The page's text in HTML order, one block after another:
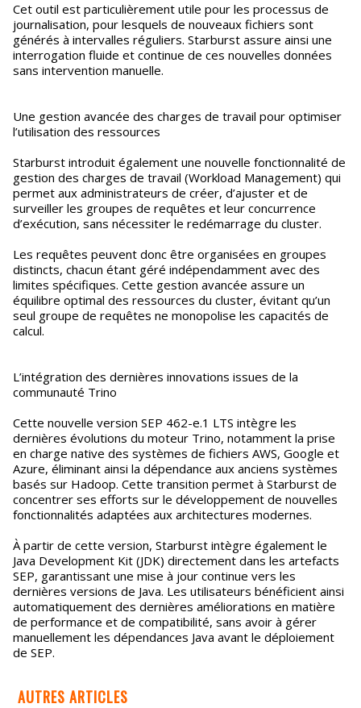
Cet outil est particulièrement utile pour les processus de
journalisation, pour lesquels de nouveaux fichiers sont
générés à intervalles réguliers. Starburst assure ainsi une
interrogation fluide et continue de ces nouvelles données
sans intervention manuelle.
Une gestion avancée des charges de travail pour optimiser
l’utilisation des ressources
Starburst introduit également une nouvelle fonctionnalité de
gestion des charges de travail (Workload Management) qui
permet aux administrateurs de créer, d’ajuster et de
surveiller les groupes de requêtes et leur concurrence
d’exécution, sans nécessiter le redémarrage du cluster.
Les requêtes peuvent donc être organisées en groupes
distincts, chacun étant géré indépendamment avec des
limites spécifiques. Cette gestion avancée assure un
équilibre optimal des ressources du cluster, évitant qu’un
seul groupe de requêtes ne monopolise les capacités de
calcul.
L’intégration des dernières innovations issues de la
communauté Trino
Cette nouvelle version SEP 462-e.1 LTS intègre les
dernières évolutions du moteur Trino, notamment la prise
en charge native des systèmes de fichiers AWS, Google et
Azure, éliminant ainsi la dépendance aux anciens systèmes
basés sur Hadoop. Cette transition permet à Starburst de
concentrer ses efforts sur le développement de nouvelles
fonctionnalités adaptées aux architectures modernes.
À partir de cette version, Starburst intègre également le
Java Development Kit (JDK) directement dans les artefacts
SEP, garantissant une mise à jour continue vers les
dernières versions de Java. Les utilisateurs bénéficient ainsi
automatiquement des dernières améliorations en matière
de performance et de compatibilité, sans avoir à gérer
manuellement les dépendances Java avant le déploiement
de SEP.
AUTRES ARTICLES